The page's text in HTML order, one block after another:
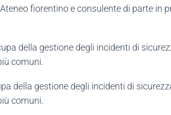
fiorentino e consulente di parte in
della gestione degli incidenti di
comuni.
della gestione degli incidenti di
comuni.